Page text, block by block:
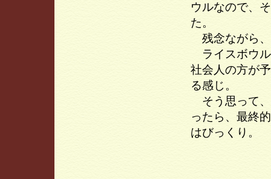
ウルなので、
た。
残念ながら
ライスボウル
社会人の方が
る感じ。
そう思って、
ったら、最終
はびっくり。